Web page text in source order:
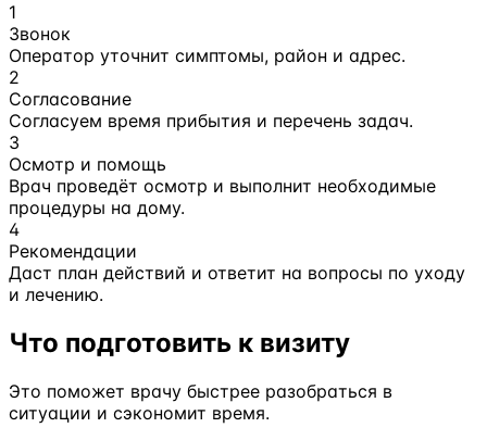
1
Звонок
Оператор уточнит симптомы, район и адрес.
2
Согласование
Согласуем время прибытия и перечень задач.
3
Осмотр и помощь
Врач проведёт осмотр и выполнит необходимые
процедуры на дому.
4
Рекомендации
Даст план действий и ответит на вопросы по уходу
и лечению.
Что подготовить к визиту
Это поможет врачу быстрее разобраться в
ситуации и сэкономит время.